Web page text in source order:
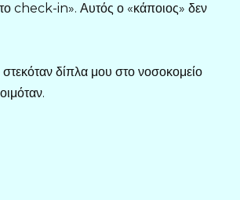
check-in». Αυτός ο «κάποιος» δεν
στεκόταν δίπλα μου στο νοσοκομείο